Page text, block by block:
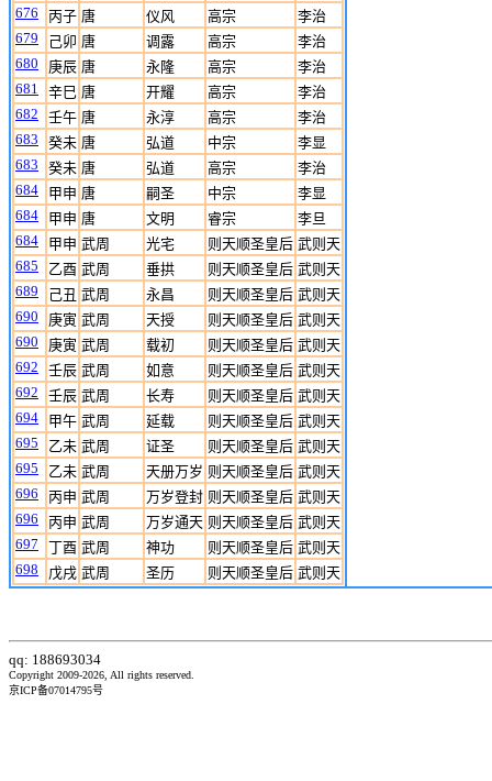
676
丙子 唐 仪风 高宗
李治
679
己卯 唐 调露 高宗
李治
680
庚辰 唐 永隆 高宗
李治
681
辛巳 唐 开耀 高宗
李治
682
壬午 唐 永淳 高宗
李治
683
癸未 唐 弘道 中宗
李显
683
癸未 唐 弘道 高宗
李治
684
甲申 唐 嗣圣 中宗
李显
684
甲申 唐 文明 睿宗
李旦
684
甲申 武周 光宅 则天顺圣皇后 武则天
685
乙酉 武周 垂拱 则天顺圣皇后 武则天
689
己丑 武周 永昌 则天顺圣皇后 武则天
690
庚寅 武周 天授 则天顺圣皇后 武则天
690
庚寅 武周 载初 则天顺圣皇后 武则天
692
壬辰 武周 如意 则天顺圣皇后 武则天
692
壬辰 武周 长寿 则天顺圣皇后 武则天
694
甲午 武周 延载 则天顺圣皇后 武则天
695
乙未 武周 证圣 则天顺圣皇后 武则天
695
乙未 武周 天册万岁 则天顺圣皇后 武则天
696
丙申 武周 万岁登封 则天顺圣皇后 武则天
696
丙申 武周 万岁通天 则天顺圣皇后 武则天
697
丁酉 武周 神功 则天顺圣皇后 武则天
698
戊戌 武周 圣历 则天顺圣皇后 武则天
qq: 188693034
Copyright 2009-2026, All rights reserved.
京ICP备07014795号